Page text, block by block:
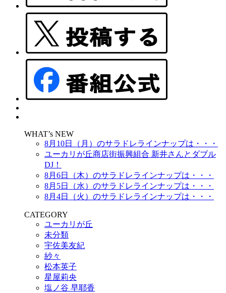
WHAT’s NEW
8月10日（月）のサラドレラインナップは・・・
ユーカリが丘商店街振興組合 新井さんとダブル
DJ！
8月6日（木）のサラドレラインナップは・・・
8月5日（水）のサラドレラインナップは・・・
8月4日（火）のサラドレラインナップは・・・
CATEGORY
ユーカリが丘
未分類
宇佐美友紀
紗々
松本英子
星屋莉央
塩ノ谷 早耶香